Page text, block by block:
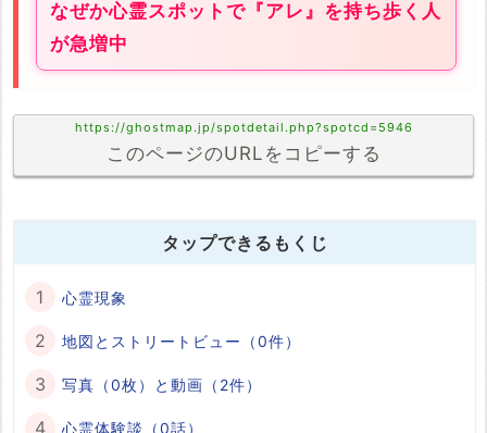
なぜか心霊スポットで『アレ』を持ち歩く人
が急増中
https://ghostmap.jp/spotdetail.php?spotcd=5946
このページのURLをコピーする
タップできるもくじ
心霊現象
地図とストリートビュー（0件）
写真（0枚）と動画（2件）
心霊体験談（0話）